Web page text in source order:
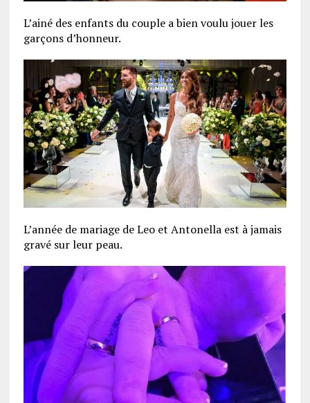
L’ainé des enfants du couple a bien voulu jouer les
garçons d’honneur.
L’année de mariage de Leo et Antonella est à jamais
gravé sur leur peau.